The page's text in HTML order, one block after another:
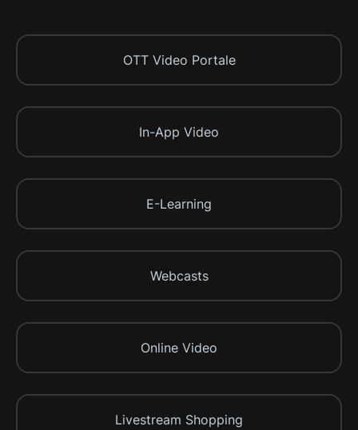
OTT Video Portale
In-App Video
E-Learning
Webcasts
Online Video
Livestream Shopping